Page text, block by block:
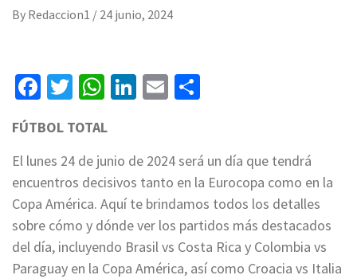
By Redaccion1 / 24 junio, 2024
Facebook
Twitter
WhatsApp
LinkedIn
Email
FÚTBOL TOTAL
El lunes 24 de junio de 2024 será un día que tendrá
encuentros decisivos tanto en la Eurocopa como en la
Copa América. Aquí te brindamos todos los detalles
sobre cómo y dónde ver los partidos más destacados
del día, incluyendo Brasil vs Costa Rica y Colombia vs
Paraguay en la Copa América, así como Croacia vs Italia